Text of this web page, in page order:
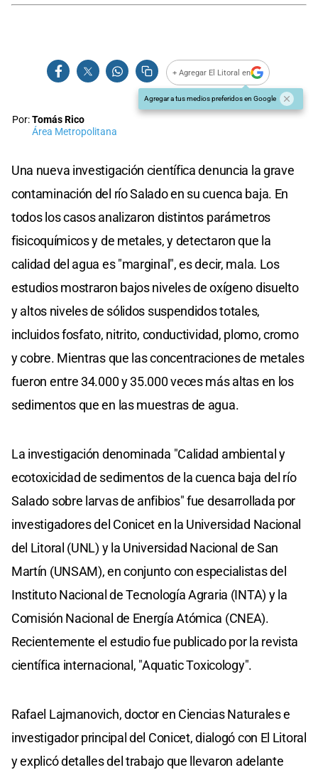
+ Agregar El Litoral en
Agregar a tus medios preferidos en Google
Por:Tomás Rico
Área Metropolitana
Una nueva investigación científica denuncia la grave
contaminación del río Salado en su cuenca baja. En
todos los casos analizaron distintos parámetros
fisicoquímicos y de metales, y detectaron que la
calidad del agua es "marginal", es decir, mala. Los
estudios mostraron bajos niveles de oxígeno disuelto
y altos niveles de sólidos suspendidos totales,
incluidos fosfato, nitrito, conductividad, plomo, cromo
y cobre. Mientras que las concentraciones de metales
fueron entre 34.000 y 35.000 veces más altas en los
sedimentos que en las muestras de agua.
La investigación denominada "Calidad ambiental y
ecotoxicidad de sedimentos de la cuenca baja del río
Salado sobre larvas de anfibios" fue desarrollada por
investigadores del Conicet en la Universidad Nacional
del Litoral (UNL) y la Universidad Nacional de San
Martín (UNSAM), en conjunto con especialistas del
Instituto Nacional de Tecnología Agraria (INTA) y la
Comisión Nacional de Energía Atómica (CNEA).
Recientemente el estudio fue publicado por la revista
científica internacional, "Aquatic Toxicology".
Rafael Lajmanovich, doctor en Ciencias Naturales e
investigador principal del Conicet, dialogó con El Litoral
y explicó detalles del trabajo que llevaron adelante